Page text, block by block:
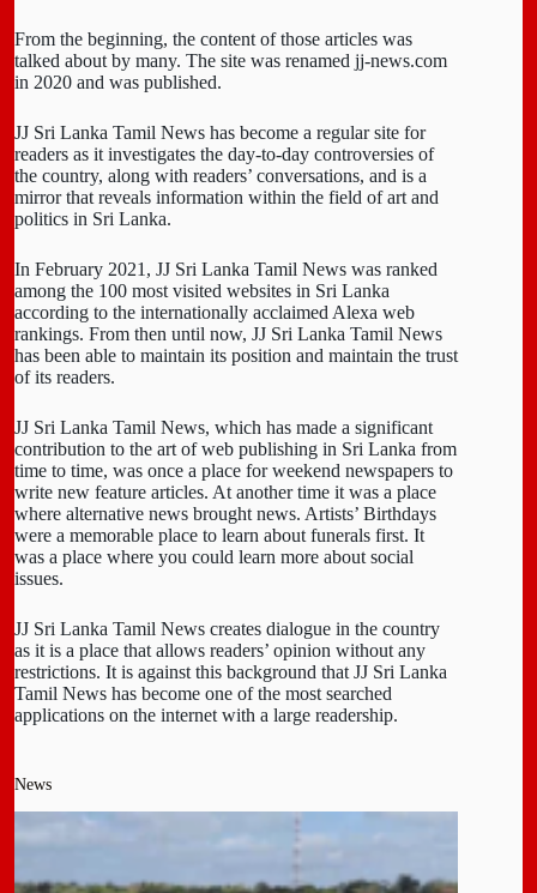
From the beginning, the content of those articles was
talked about by many. The site was renamed jj-news.com
in 2020 and was published.
JJ Sri Lanka Tamil News has become a regular site for
readers as it investigates the day-to-day controversies of
the country, along with readers’ conversations, and is a
mirror that reveals information within the field of art and
politics in Sri Lanka.
In February 2021, JJ Sri Lanka Tamil News was ranked
among the 100 most visited websites in Sri Lanka
according to the internationally acclaimed Alexa web
rankings. From then until now, JJ Sri Lanka Tamil News
has been able to maintain its position and maintain the trust
of its readers.
JJ Sri Lanka Tamil News, which has made a significant
contribution to the art of web publishing in Sri Lanka from
time to time, was once a place for weekend newspapers to
write new feature articles. At another time it was a place
where alternative news brought news. Artists’ Birthdays
were a memorable place to learn about funerals first. It
was a place where you could learn more about social
issues.
JJ Sri Lanka Tamil News creates dialogue in the country
as it is a place that allows readers’ opinion without any
restrictions. It is against this background that JJ Sri Lanka
Tamil News has become one of the most searched
applications on the internet with a large readership.
News